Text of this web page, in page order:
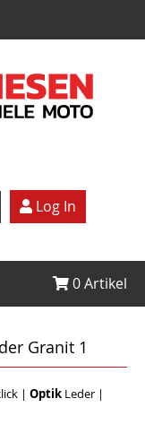
Log In
0Artikel
Granit 1
| Optik Leder |